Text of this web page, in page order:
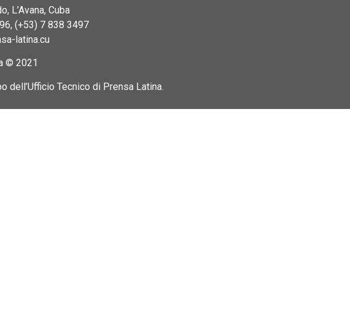
L’Avana, Cuba
(+53) 7 838 3497
latina.cu
© 2021
dell’Ufficio Tecnico di Prensa Latina.